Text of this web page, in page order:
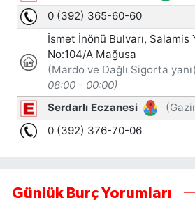
Günlük Burç Yorumları